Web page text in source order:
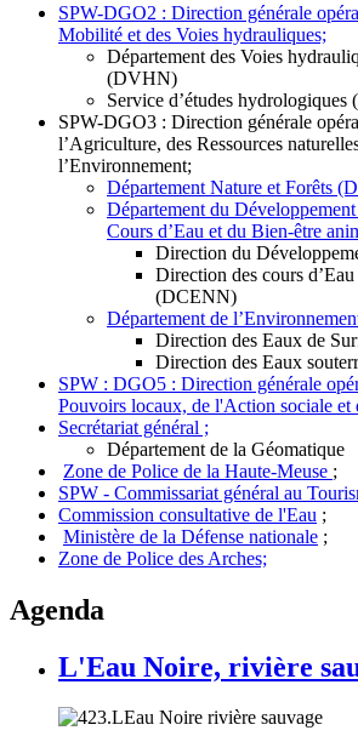
SPW-DGO2 : Direction générale
Mobilité et des Voies hydrauliques;
Département des Voies
(DVHN)
Service d’études
SPW-DGO3 : Direction générale
l’Agriculture, des Ressources
l’Environnement;
Département Nature et Forêts
Département du
Cours d’Eau et du Bien-être
Direction du
Direction des cours
(DCENN)
Département de
Direction des Eaux de
Direction des Eaux
SPW : DGO5 : Direction générale
Pouvoirs locaux, de l'Action sociale et
Secrétariat général ;
Département de la Géomatique
Zone de Police de la Haute-Meuse ;
SPW - Commissariat général au
Commission consultative de l'Eau ;
Ministère de la Défense nationale ;
Zone de Police des Arches;
Agenda
L'Eau Noire, rivière